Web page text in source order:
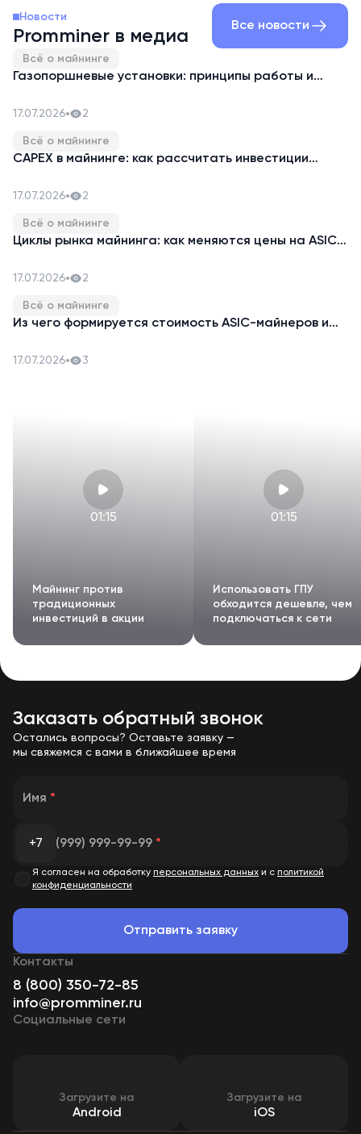
Новости
Promminer в медиа
Все новости
Всё о майнинге
Газопоршневые установки: принципы работы и
17.07.2026 2
Всё о майнинге
CAPEX в майнинге: как рассчитать инвестиции
17.07.2026 2
Всё о майнинге
Циклы рынка майнинга: как меняются цены на ASIC
17.07.2026 2
Всё о майнинге
Из чего формируется стоимость ASIC-майнеров и
17.07.2026 3
01:15
Майнинг против
традиционных
инвестиций в акции
01:15
Использовать ГПУ
обходится дешевле, чем
подключаться к сети
Заказать обратный звонок
Остались вопросы? Оставьте заявку —
мы свяжемся с вами в ближайшее время
Имя *
+7 (999) 999-99-99 *
Я согласен на обработку персональных данных и с политикой
конфиденциальности
Отправить заявку
Контакты
8 (800) 350-72-85
info@promminer.ru
Социальные сети
Загрузите на
Android
Загрузите на
iOS